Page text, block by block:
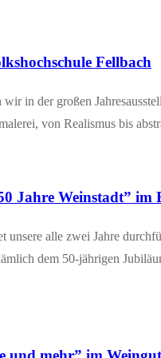
Fellbach
in der gro­ßen
von Rea­lis­mus bis
Jah­re Wein­stadt” im
unse­re alle zwei Jah­re
dem 50-jäh­ri­­gen